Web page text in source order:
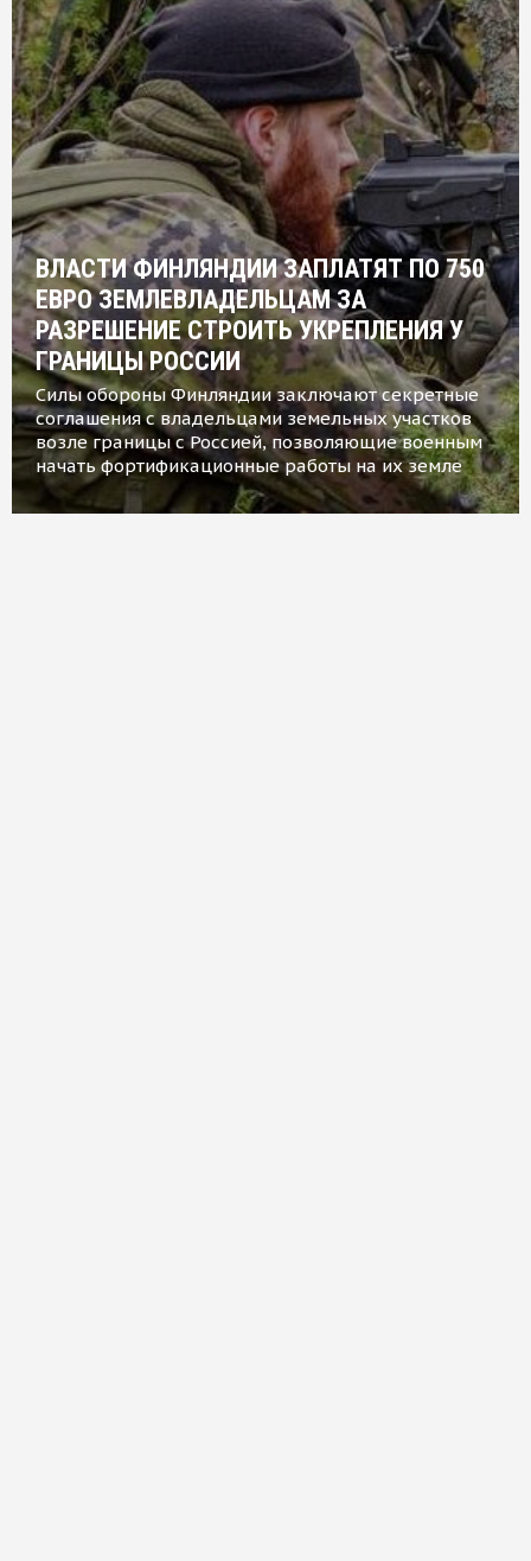
ВЛАСТИ ФИНЛЯНДИИ ЗАПЛАТЯТ ПО 750
ЕВРО ЗЕМЛЕВЛАДЕЛЬЦАМ ЗА
РАЗРЕШЕНИЕ СТРОИТЬ УКРЕПЛЕНИЯ У
ГРАНИЦЫ РОССИИ
Силы обороны Финляндии заключают секретные
соглашения с владельцами земельных участков
возле границы с Россией, позволяющие военным
начать фортификационные работы на их земле